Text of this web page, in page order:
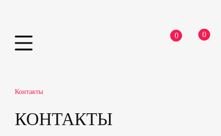
content
0 0
Контакты
КОНТАКТЫ